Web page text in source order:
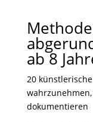
ab 8
20
dokumentieren